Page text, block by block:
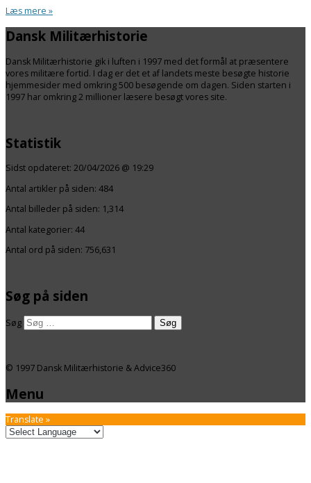
Læs mere »
Dansk Militærhistorie
Dansk Militærhistorie gik i luften i 1997 med det formål at præsentere
vores militære fortid. I dag er det et af landets meste besøgte historie
hjemmesider med omkring 500 besøgende om dagen. Siden starten i
1997 har omkring 2 millioner læsere besøgt vores site.
Statistik
Sidst opdateret: 20/04/2026 @ 19:29
Antal artikler på siden: 484
Antal billeder på siden: 1,314
Antal kategorier: 44
Antal ord på siden: 756,631
Søg på siden
Søg
© 1997 Dansk Militærhistorie & Advice360
Menu
Translate »